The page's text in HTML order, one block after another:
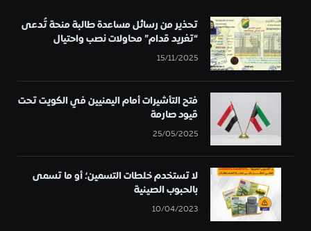
تحذير من رسائل مساعدة طالبة منحة تُدعى
“تغريد قدام” محاولات نصب واحتيال
15/11/2025
فتح التأشيرات أمام اليمنيين في الكويت تحت
قيود صارمة
25/05/2025
لا تستخدم خلطات التسمين؛ أو ما تسمى
بالحبوب الصينية
10/04/2023